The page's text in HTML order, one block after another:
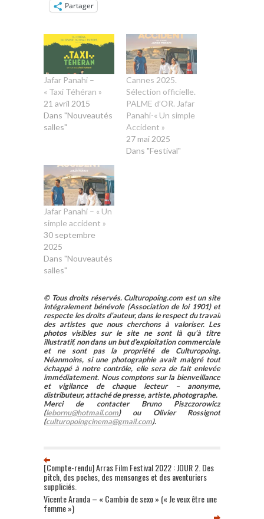
Partager
Jafar Panahi –
« Taxi Téhéran »
21 avril 2015
Dans "Nouveautés
salles"
Cannes 2025.
Sélection officielle.
PALME d’OR. Jafar
Panahi-« Un simple
Accident »
27 mai 2025
Dans "Festival"
Jafar Panahi – « Un
simple accident »
30 septembre
2025
Dans "Nouveautés
salles"
© Tous droits réservés. Culturopoing.com est un site
intégralement bénévole (Association de loi 1901) et
respecte les droits d’auteur, dans le respect du travail
des artistes que nous cherchons à valoriser. Les
photos visibles sur le site ne sont là qu’à titre
illustratif, non dans un but d’exploitation commerciale
et ne sont pas la propriété de Culturopoing.
Néanmoins, si une photographie avait malgré tout
échappé à notre contrôle, elle sera de fait enlevée
immédiatement. Nous comptons sur la bienveillance
et vigilance de chaque lecteur – anonyme,
distributeur, attaché de presse, artiste, photographe.
Merci de contacter Bruno Piszczorowicz
(lebornu@hotmail.com) ou Olivier Rossignot
(culturopoingcinema@gmail.com).
[Compte-rendu] Arras Film Festival 2022 : JOUR 2. Des
pitch, des poches, des mensonges et des aventuriers
suppliciés.
Vicente Aranda – « Cambio de sexo » (« Je veux être une
femme »)